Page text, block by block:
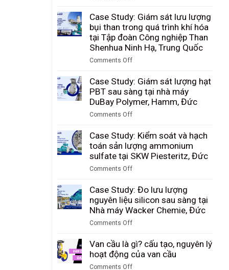
Case
Study:
Đo
tốc
vận
thuốc
lá
và
các
liệu
rời
tại
nhà
máy
Filtertechnik,
Đức
Case Study: Giám sát lưu lượng
bụi than trong quá trình khí hóa
tại Tập đoàn Công nghiệp Than
Shenhua Ninh Hạ, Trung Quốc
Comments Off
Case
Study:
Giám
lưu
bụi
than
trong
quá
khí
tại
Tập
đoàn
nghiệp
Than
Shenhua
Case Study: Giám sát lượng hạt
PBT sau sàng tại nhà máy
DuBay Polymer, Hamm, Đức
Comments Off
Case
Study:
Giám
lượng
PBT
sau
sàng
tại
máy
DuBay
Polymer,
Case Study: Kiểm soát và hạch
toán sản lượng ammonium
sulfate tại SKW Piesteritz, Đức
Comments Off
Case
Study:
Kiểm
và
toán
sản
lượng
Case Study: Đo lưu lượng
nguyên liệu silicon sau sàng tại
Nhà máy Wacker Chemie, Đức
Comments Off
Case
Study:
Van cầu là gì? cấu tạo, nguyên lý
hoạt động của van cầu
Comments Off